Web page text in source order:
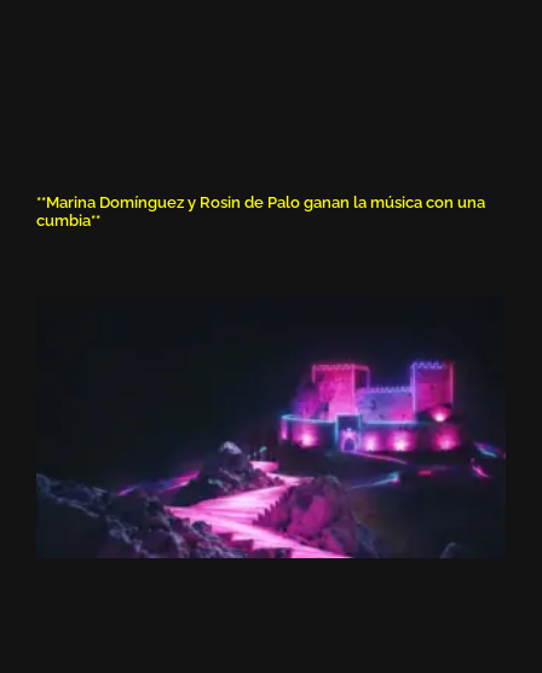
**Marina Domínguez y Rosin de Palo ganan la música con una
cumbia**